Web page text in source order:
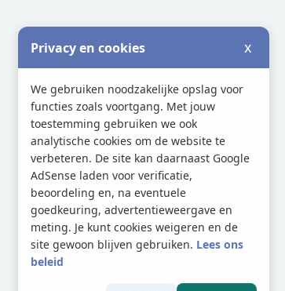
Privacy en cookies x
We gebruiken noodzakelijke opslag voor
functies zoals voortgang. Met jouw
toestemming gebruiken we ook
analytische cookies om de website te
verbeteren. De site kan daarnaast Google
AdSense laden voor verificatie,
beoordeling en, na eventuele
goedkeuring, advertentieweergave en
meting. Je kunt cookies weigeren en de
site gewoon blijven gebruiken. Lees ons
beleid